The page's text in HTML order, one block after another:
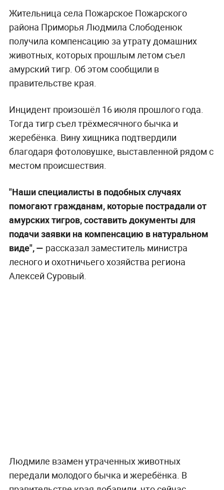
Жительница села Пожарское Пожарского
района Приморья Людмила Слободенюк
получила компенсацию за утрату домашних
животных, которых прошлым летом съел
амурский тигр. Об этом сообщили в
правительстве края.
Инцидент произошёл 16 июля прошлого года.
Тогда тигр съел трёхмесячного бычка и
жеребёнка. Вину хищника подтвердили
благодаря фотоловушке, выставленной рядом с
местом происшествия.
"Наши специалисты в подобных случаях
помогают гражданам, которые пострадали от
амурских тигров, составить документы для
подачи заявки на компенсацию в натуральном
виде", — рассказал заместитель министра
лесного и охотничьего хозяйства региона
Алексей Суровый.
Людмиле взамен утраченных животных
передали молодого бычка и жеребёнка. В